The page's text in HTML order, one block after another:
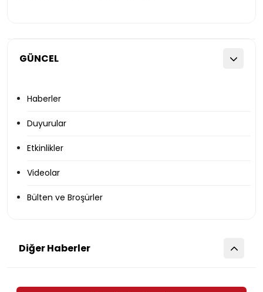
GÜNCEL
Haberler
Duyurular
Etkinlikler
Videolar
Bülten ve Broşürler
Diğer Haberler